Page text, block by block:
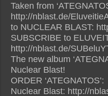
Taken from
http://nblast.de/
to NUCLEAR BLAST:
SUBSCRIBE to
http://nblast.de/
The new album
Nuclear Blast!
ORDER ‘ATEGNATOS’:
Nuclear Blast: http://